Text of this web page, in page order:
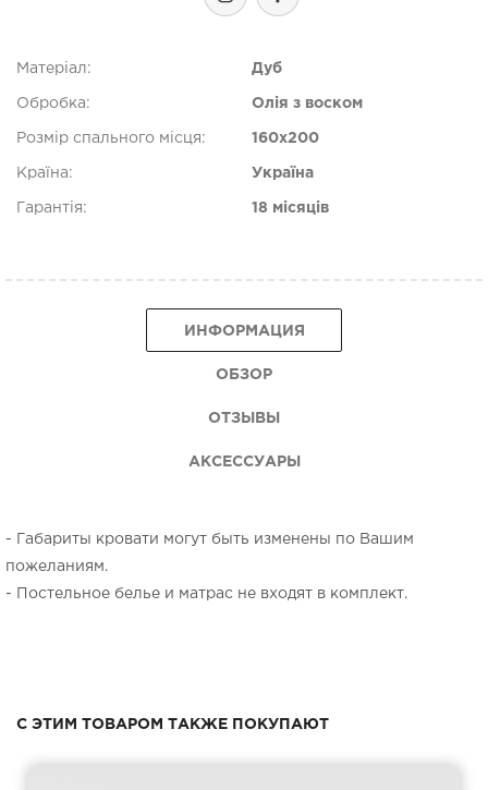
Матеріал: Дуб
Обробка: Олія з воском
Розмір спального місця: 160х200
Країна: Україна
Гарантія: 18 місяців
ИНФОРМАЦИЯ
ОБЗОР
ОТЗЫВЫ
АКСЕССУАРЫ
- Габариты кровати могут быть изменены по Вашим
пожеланиям.
- Постельное белье и матрас не входят в комплект.
С ЭТИМ ТОВАРОМ ТАКЖЕ ПОКУПАЮТ